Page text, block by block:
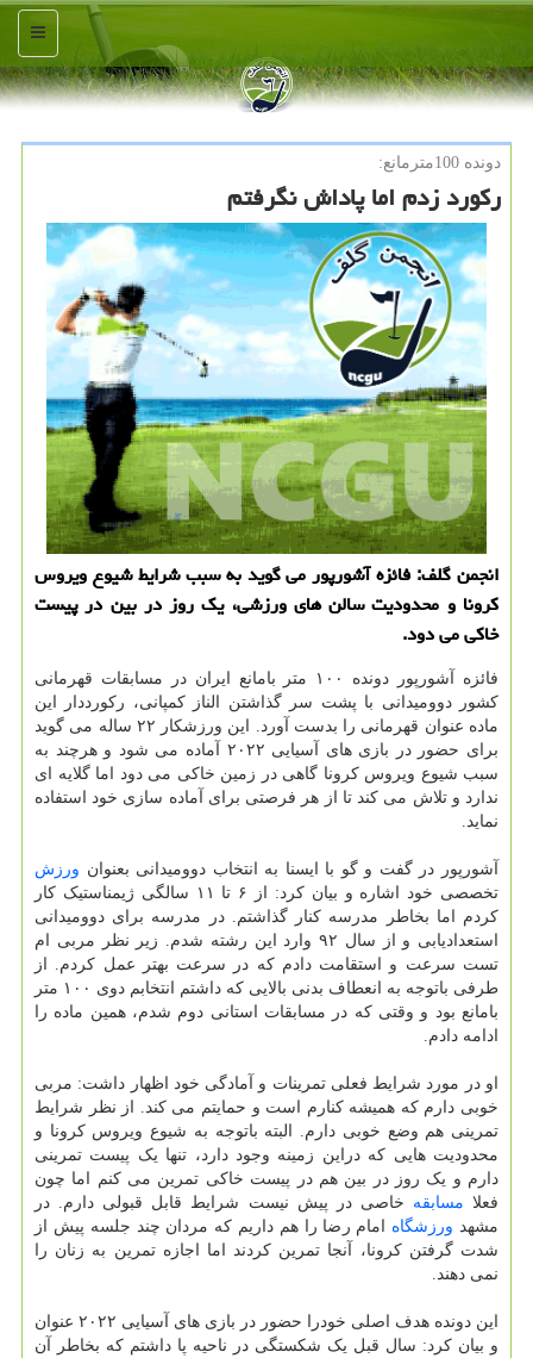
منو
دونده 100مترمانع:
ركورد زدم اما پاداش نگرفتم
انجمن گلف: فائزه آشورپور می گوید به سبب شرایط شیوع ویروس
کرونا و محدودیت سالن های ورزشی، یک روز در بین در پیست
خاکی می دود.
فائزه آشورپور دونده ۱۰۰ متر بامانع ایران در مسابقات قهرمانی
کشور دوومیدانی با پشت سر گذاشتن الناز کمپانی، رکورددار این
ماده عنوان قهرمانی را بدست آورد. این ورزشکار ۲۲ ساله می گوید
برای حضور در بازی های آسیایی ۲۰۲۲ آماده می شود و هرچند به
سبب شیوع ویروس کرونا گاهی در زمین خاکی می دود اما گلایه ای
ندارد و تلاش می کند تا از هر فرصتی برای آماده سازی خود استفاده
نماید.
آشورپور در گفت و گو با ایسنا به انتخاب دوومیدانی بعنوان ورزش
تخصصی خود اشاره و بیان کرد: از ۶ تا ۱۱ سالگی ژیمناستیک کار
کردم اما بخاطر مدرسه کنار گذاشتم. در مدرسه برای دوومیدانی
استعدادیابی و از سال ۹۲ وارد این رشته شدم. زیر نظر مربی ام
تست سرعت و استقامت دادم که در سرعت بهتر عمل کردم. از
طرفی باتوجه به انعطاف بدنی بالایی که داشتم انتخابم دوی ۱۰۰ متر
بامانع بود و وقتی که در مسابقات استانی دوم شدم، همین ماده را
ادامه دادم.
او در مورد شرایط فعلی تمرینات و آمادگی خود اظهار داشت: مربی
خوبی دارم که همیشه کنارم است و حمایتم می کند. از نظر شرایط
تمرینی هم وضع خوبی دارم. البته باتوجه به شیوع ویروس کرونا و
محدودیت هایی که دراین زمینه وجود دارد، تنها یک پیست تمرینی
دارم و یک روز در بین هم در پیست خاکی تمرین می کنم اما چون
فعلا مسابقه خاصی در پیش نیست شرایط قابل قبولی دارم. در
مشهد ورزشگاه امام رضا را هم داریم که مردان چند جلسه پیش از
شدت گرفتن کرونا، آنجا تمرین کردند اما اجازه تمرین به زنان را
نمی دهند.
این دونده هدف اصلی خودرا حضور در بازی های آسیایی ۲۰۲۲ عنوان
و بیان کرد: سال قبل یک شکستگی در ناحیه پا داشتم که بخاطر آن